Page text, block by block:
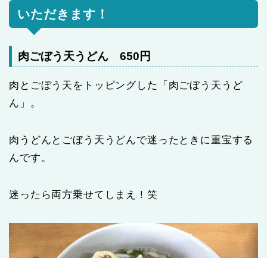
いただきます！
肉ごぼう天うどん 650円
肉とごぼう天をトッピングした「肉ごぼう天うど
ん」。
肉うどんとごぼう天うどんで迷ったときに重宝する
んです。
迷ったら両方乗せてしまえ！笑